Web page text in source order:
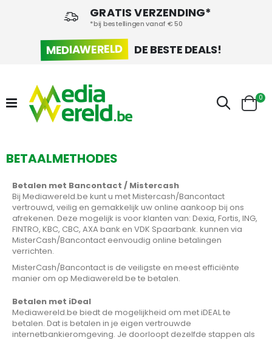
GRATIS VERZENDING*
*bij bestellingen vanaf € 50
MEDIAWERELD DE BESTE DEALS!
ZoekCart
0
BETAALMETHODES
Betalen met Bancontact / Mistercash
Bij Mediawereld.be kunt u met Mistercash/Bancontact
vertrouwd, veilig en gemakkelijk uw online aankoop bij ons
afrekenen. Deze mogelijk is voor klanten van: Dexia, Fortis, ING,
FINTRO, KBC, CBC, AXA bank en VDK Spaarbank. kunnen via
MisterCash/Bancontact eenvoudig online betalingen
verrichten.
MisterCash/Bancontact is de veiligste en meest efficiënte
manier om op Mediawereld.be te betalen.
Betalen met iDeal
Mediawereld.be biedt de mogelijkheid om met iDEAL te
betalen. Dat is betalen in je eigen vertrouwde
internetbankieromgeving. Je doorloopt dezelfde stappen als